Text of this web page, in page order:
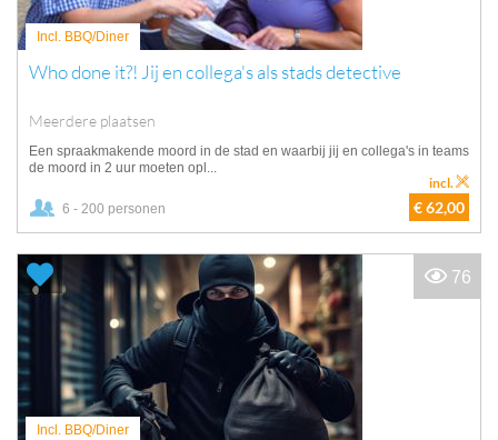
Incl. BBQ/Diner
Who done it?! Jij en collega's als stads detective
Meerdere plaatsen
Een spraakmakende moord in de stad en waarbij jij en collega's in teams
de moord in 2 uur moeten opl...
6 - 200 personen € 62,00
incl.
Incl. BBQ/Diner
76